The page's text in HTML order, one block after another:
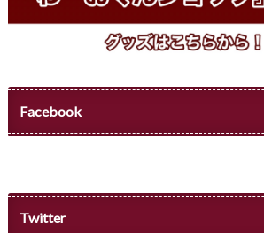
Facebook
Twitter